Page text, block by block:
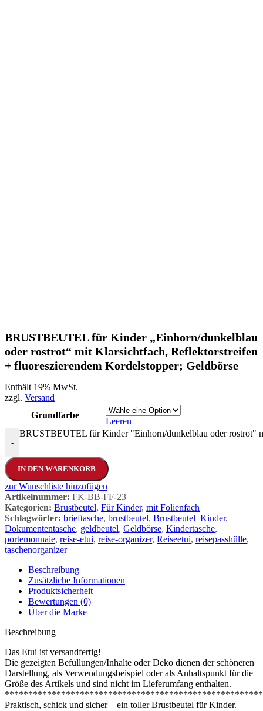
BRUSTBEUTEL für Kinder „Einhorn/dunkelblau
oder rostrot“ mit Klarsichtfach, Reflektorstreifen
+ fluoreszierendem Kordelstopper; Geldbörse
Enthält 19% MwSt.
zzgl. Versand
Grundfarbe
Leeren
-
BRUSTBEUTEL für Kinder "Einhorn/dunkelblau oder rostrot"
IN DEN WARENKORB
zur Wunschliste hinzufügen
Artikelnummer: FK-BB-FF-23
Kategorien: Brustbeutel, Für Kinder, mit Folienfach
Schlagwörter: brieftasche, brustbeutel, Brustbeutel_Kinder,
Dokumententasche, geldbeutel, Geldbörse, Kindertasche,
portemonnaie, reise-etui, reise-organizer, Reiseetui, reisepasshülle,
taschenorganizer
Beschreibung
Zusätzliche Informationen
Produktsicherheit
Bewertungen (0)
Über die Marke
Beschreibung
Das Etui ist versandfertig!
Die gezeigten Befüllungen/Inhalte oder Deko dienen der schöneren
Darstellung, als Verwendungsbeispiel oder als Anhaltspunkt für die
Größe des Artikels und sind nicht im Lieferumfang enthalten.
Praktisch, schick und sicher – ein toller Brustbeutel für Kinder.